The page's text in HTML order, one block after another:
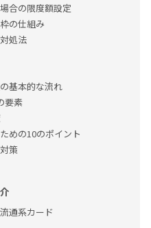
合の限度額設定
の仕組み
処法
基本的な流れ
要素
めの10のポイント
策
通系カード